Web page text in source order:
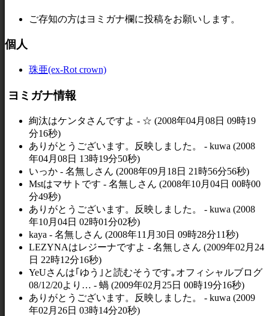
ご存知の方はヨミガナ欄に投稿をお願いします。
個人
珠亜(ex-Rot crown)
ヨミガナ情報
絢汰はケンタさんですよ - ☆ (2008年04月08日 09時19
分16秒)
ありがとうございます。反映しました。 - kuwa (2008
年04月08日 13時19分50秒)
いっか - 名無しさん (2008年09月18日 21時56分56秒)
Mstはマサトです - 名無しさん (2008年10月04日 00時00
分49秒)
ありがとうございます。反映しました。 - kuwa (2008
年10月04日 02時01分02秒)
kaya - 名無しさん (2008年11月30日 09時28分11秒)
LEZYNAはレジーナですよ - 名無しさん (2009年02月24
日 22時12分16秒)
YeUさんは｢ゆう｣と読むそうです｡オフィシャルブログ
08/12/20より… - 蝸 (2009年02月25日 00時19分16秒)
ありがとうございます。反映しました。 - kuwa (2009
年02月26日 03時14分20秒)